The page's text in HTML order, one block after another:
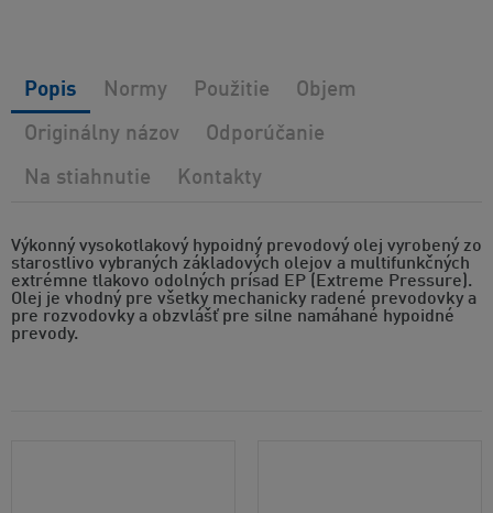
Výkonný vysokotlakový hypoidný prevodový olej vyrobený zo
starostlivo vybraných základových olejov a multifunkčných
extrémne tlakovo odolných prísad EP (Extreme Pressure).
Olej je vhodný pre všetky mechanicky radené prevodovky a
pre rozvodovky a obzvlášť pre silne namáhané hypoidné
prevody.
Popis Normy Použitie Objem
Originálny názov Odporúčanie
Na stiahnutie Kontakty